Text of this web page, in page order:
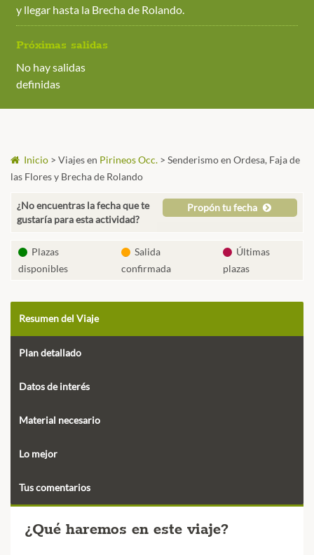
y llegar hasta la Brecha de Rolando.
Próximas salidas
No hay salidas
definidas
Inicio > Viajes en Pirineos Occ. > Senderismo en Ordesa, Faja de
las Flores y Brecha de Rolando
¿No encuentras la fecha que te
gustaría para esta actividad?
Propón tu fecha
Plazas
disponibles
Salida
confirmada
Últimas
plazas
Resumen del Viaje
Plan detallado
Datos de interés
Material necesario
Lo mejor
Tus comentarios
¿Qué haremos en este viaje?